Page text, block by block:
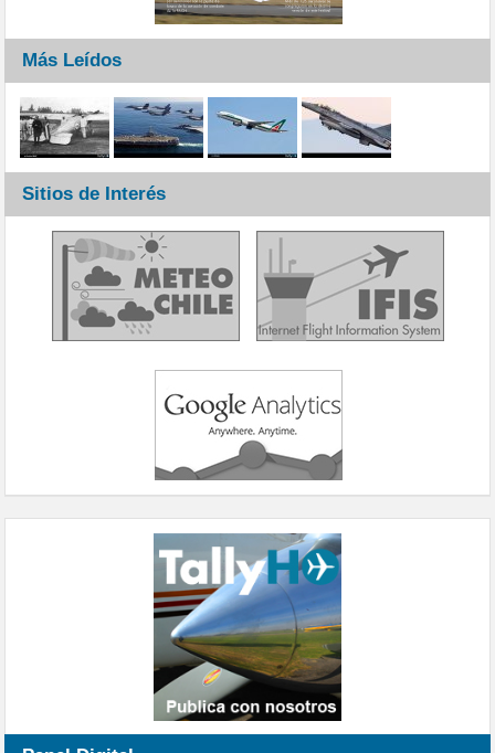
Más Leídos
Sitios de Interés